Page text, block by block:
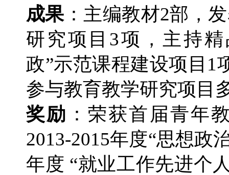
成果：主编教材2部，
研究项目3项，主持
政”示范课程建设项目1
参与教育教学研究项目
奖励 ：荣获首届青年
2013-2015年度“思想政
年度 “就业工作先进个